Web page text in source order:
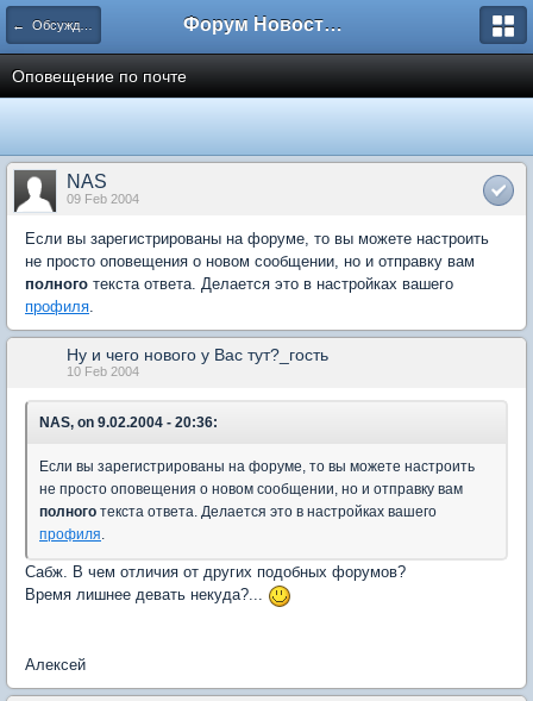
← Обсуждение сайта и форума Форум Новостройки
Оповещение по почте
NAS
09 Feb 2004
Если вы зарегистрированы на форуме, то вы можете настроить
не просто оповещения о новом сообщении, но и отправку вам
полного текста ответа. Делается это в настройках вашего
профиля.
Ну и чего нового у Вас тут?_гость
10 Feb 2004
NAS, on 9.02.2004 - 20:36:
Если вы зарегистрированы на форуме, то вы можете настроить
не просто оповещения о новом сообщении, но и отправку вам
полного текста ответа. Делается это в настройках вашего
профиля.
Сабж. В чем отличия от других подобных форумов?
Время лишнее девать некуда?...
Алексей